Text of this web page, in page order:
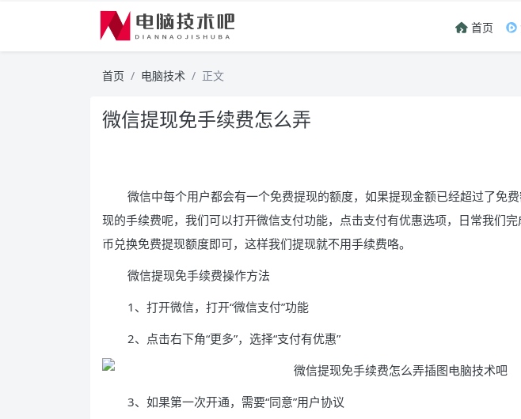
首页
首页 电脑技术 正文
微信提现免手续费怎么弄
微信中每个用户都会有一个免费提现的额度，如果提现金额已经超过了免
现的手续费呢，我们可以打开微信支付功能，点击支付有优惠选项，日常我们
币兑换免费提现额度即可，这样我们提现就不用手续费咯。
微信提现免手续费操作方法
1、打开微信，打开“微信支付”功能
2、点击右下角“更多”，选择“支付有优惠”
3、如果第一次开通，需要“同意”用户协议